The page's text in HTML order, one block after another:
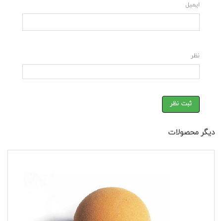
ایمیل
نظر
ثبت نظر
دیگر محصولات